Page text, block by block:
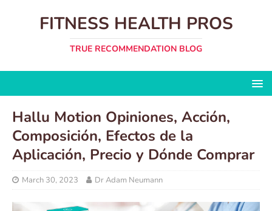
FITNESS HEALTH PROS
TRUE RECOMMENDATION BLOG
Hallu Motion Opiniones, Acción,
Composición, Efectos de la
Aplicación, Precio y Dónde Comprar
March 30, 2023 Dr Adam Neumann